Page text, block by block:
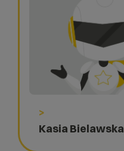
>
Kasia Bielawska